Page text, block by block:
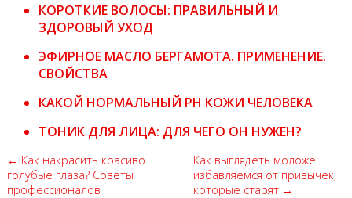
КОРОТКИЕ ВОЛОСЫ: ПРАВИЛЬНЫЙ И
ЗДОРОВЫЙ УХОД
ЭФИРНОЕ МАСЛО БЕРГАМОТА. ПРИМЕНЕНИЕ.
СВОЙСТВА
КАКОЙ НОРМАЛЬНЫЙ PH КОЖИ ЧЕЛОВЕКА
ТОНИК ДЛЯ ЛИЦА: ДЛЯ ЧЕГО ОН НУЖЕН?
← Как накрасить красиво
голубые глаза? Советы
профессионалов
Как выглядеть моложе:
избавляемся от привычек,
которые старят →